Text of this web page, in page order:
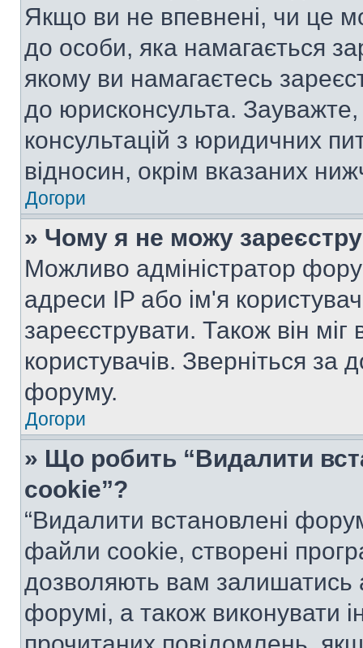
Якщо ви не впевнені, чи це
до особи, яка намагається
якому ви намагаєтесь
до юрисконсульта.
консультацій з юридичних
відносин, окрім вказаних
Догори
» Чому я не можу
Можливо адміністратор
адреси IP або ім'я
зареєструвати. Також він
користувачів. Зверніться за
форуму.
Догори
» Що робить “Видалити
cookie”?
“Видалити встановлені
файли cookie, створені
дозволяють вам залишатись
форумі, а також виконувати